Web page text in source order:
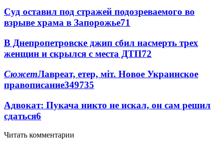
Суд оставил под стражей подозреваемого во
взрыве храма в Запорожье71
В Днепропетровске джип сбил насмерть трех
женщин и скрылся с места ДТП72
СюжетЛавреат, етер, міт. Новое Украинское
правописание349735
Адвокат: Пукача никто не искал, он сам решил
сдаться6
Читать комментарии